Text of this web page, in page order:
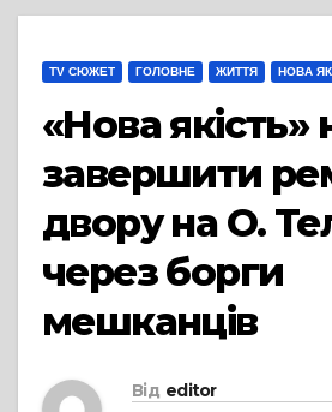
TV СЮЖЕТ ГОЛОВНЕ ЖИТТЯ НОВА
«Нова
завершити
двору на О.
через борги
мешканців
Від editor